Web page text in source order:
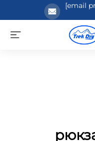
[email